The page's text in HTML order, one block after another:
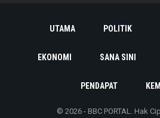
UTAMA POLITIK
EKONOMI SANA SINI
PENDAPAT
© 2026 - BBC PORTAL. Hak